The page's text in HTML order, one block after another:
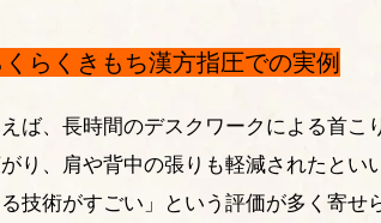
らくきもち漢方指圧での実例
ば、長時間のデスクワークによる首
り、肩や背中の張りも軽減されたとい
技術がすごい」という評価が多く寄せ